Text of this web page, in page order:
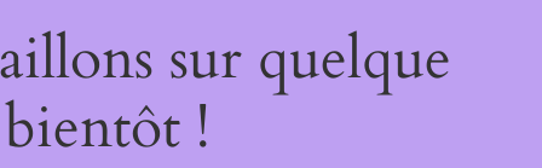
sur quelque
!